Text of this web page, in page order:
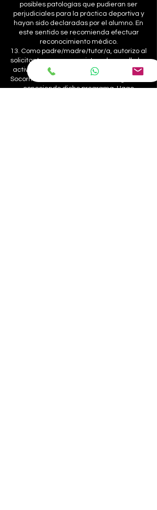
posibles patologías que pudieran ser
perjudiciales para la práctica deportiva y
hayan sido declaradas por el alumno. En
este sentido se recomienda efectuar
reconocimiento médico.
13. Como padre/madre/tutor/a, autorizo al
solicitante, para que asista y desarrolle las
actividades de los cursos de natación de
Socorrista PRO en las fechas consignadas,
conociendo dicho programa. Hago